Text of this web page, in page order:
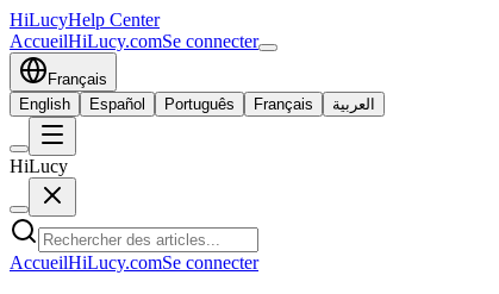
HiLucyHelp Center
AccueilHiLucy.comSe connecter
Français
English
Español Português Français العربية
HiLucy
AccueilHiLucy.comSe connecter